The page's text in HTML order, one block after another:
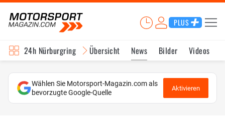
PLUS
24h Nürburgring Übersicht News Bilder Videos
Wählen Sie Motorsport-Magazin.com als
bevorzugte Google-Quelle
Aktivieren